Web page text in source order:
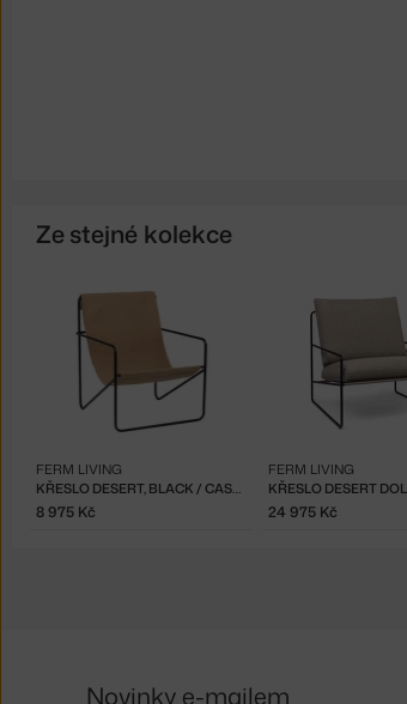
Ze stejné kolekce
KŘESLO DESERT, BLACK / CASHMERE
FERM LIVING
8 975 Kč
FERM LIVING
24 975 Kč
Novinky e-mailem